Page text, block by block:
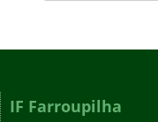
IF Farroupilha